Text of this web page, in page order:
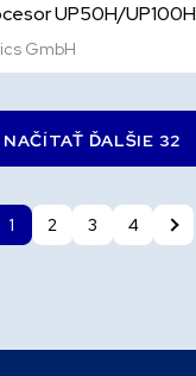
UP50H/UP100H
GmbH
NAČÍTAŤ ĎALŠIE 32
1 2 3 4